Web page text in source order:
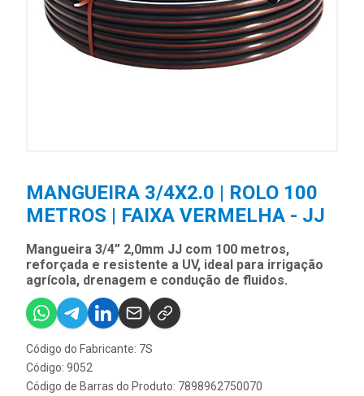
MANGUEIRA 3/4X2.0 | ROLO 100
METROS | FAIXA VERMELHA - JJ
Mangueira 3/4” 2,0mm JJ com 100 metros,
reforçada e resistente a UV, ideal para irrigação
agrícola, drenagem e condução de fluidos.
Código do Fabricante: 7S
Código: 9052
Código de Barras do Produto: 7898962750070